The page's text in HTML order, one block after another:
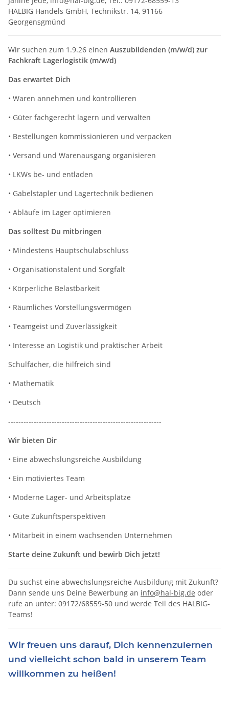
HALBIG Handels GmbH, Technikstr. 14, 91166
Georgensgmünd
Wir suchen zum 1.9.26 einen Auszubildenden (m/w/d) zur
Fachkraft Lagerlogistik (m/w/d)
Das erwartet Dich
• Waren annehmen und kontrollieren
• Güter fachgerecht lagern und verwalten
• Bestellungen kommissionieren und verpacken
• Versand und Warenausgang organisieren
• LKWs be- und entladen
• Gabelstapler und Lagertechnik bedienen
• Abläufe im Lager optimieren
Das solltest Du mitbringen
• Mindestens Hauptschulabschluss
• Organisationstalent und Sorgfalt
• Körperliche Belastbarkeit
• Räumliches Vorstellungsvermögen
• Teamgeist und Zuverlässigkeit
• Interesse an Logistik und praktischer Arbeit
Schulfächer, die hilfreich sind
• Mathematik
• Deutsch
------------------------------------------------------------
Wir bieten Dir
• Eine abwechslungsreiche Ausbildung
• Ein motiviertes Team
• Moderne Lager- und Arbeitsplätze
• Gute Zukunftsperspektiven
• Mitarbeit in einem wachsenden Unternehmen
Starte deine Zukunft und bewirb Dich jetzt!
Du suchst eine abwechslungsreiche Ausbildung mit Zukunft?
Dann sende uns Deine Bewerbung an info@hal-big.de oder
rufe an unter: 09172/68559-50 und werde Teil des HALBIG-
Teams!
Wir freuen uns darauf, Dich kennenzulernen
und vielleicht schon bald in unserem Team
willkommen zu heißen!